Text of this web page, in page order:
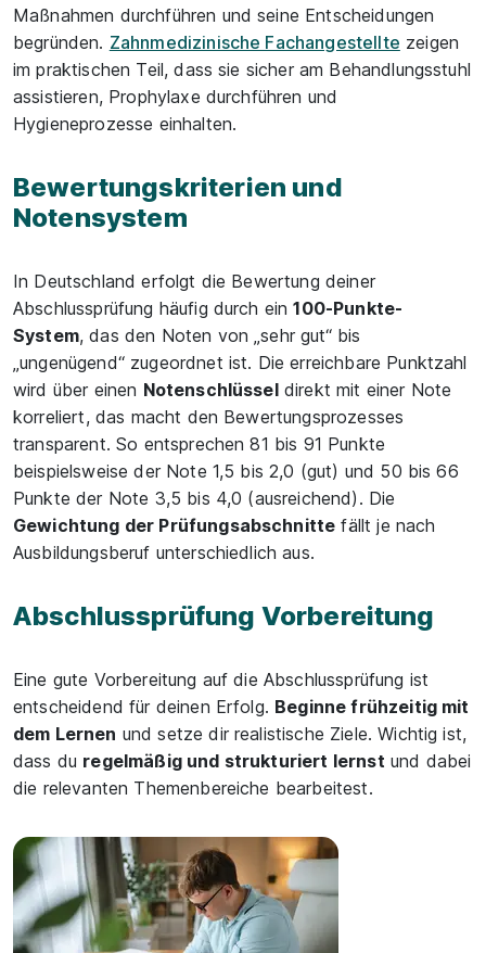
Maßnahmen durchführen und seine Entscheidungen
begründen. Zahnmedizinische Fachangestellte zeigen
im praktischen Teil, dass sie sicher am Behandlungsstuhl
assistieren, Prophylaxe durchführen und
Hygieneprozesse einhalten.
Bewertungskriterien und
Notensystem
In Deutschland erfolgt die Bewertung deiner
Abschlussprüfung häufig durch ein100-Punkte-
System, das den Noten von „sehr gut“ bis
„ungenügend“ zugeordnet ist. Die erreichbare Punktzahl
wird über einen Notenschlüsseldirekt mit einer Note
korreliert, das macht den Bewertungsprozesses
transparent. So entsprechen 81 bis 91 Punkte
beispielsweise der Note 1,5 bis 2,0 (gut) und 50 bis 66
Punkte der Note 3,5 bis 4,0 (ausreichend). Die
Gewichtung der Prüfungsabschnitte fällt je nach
Ausbildungsberuf unterschiedlich aus.
Abschlussprüfung Vorbereitung
Eine gute Vorbereitung auf die Abschlussprüfung ist
entscheidend für deinen Erfolg. Beginne frühzeitig mit
dem Lernen und setze dir realistische Ziele. Wichtig ist,
dass du regelmäßig und strukturiert lernst und dabei
die relevanten Themenbereiche bearbeitest.